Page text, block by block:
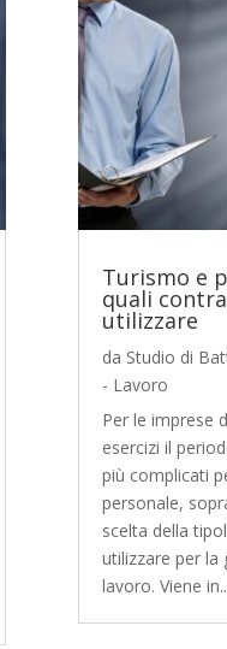
Turismo e
quali
utilizzare
da Studio di
- Lavoro
Per le imprese
esercizi il
più complicati
personale,
scelta della
utilizzare per la
lavoro. Viene